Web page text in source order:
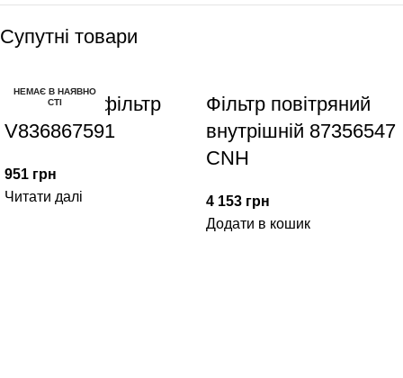
Супутні товари
НЕМАЄ В НАЯВНО
СТІ
Паливний фільтр
V836867591
951 грн
Читати далі
Фiльтр повiтряний
внутрішній 87356547
CNH
4 153 грн
Додати в кошик